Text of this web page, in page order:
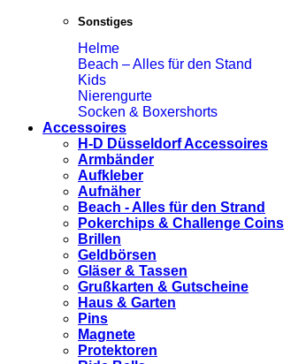
Sonstiges
Helme
Beach – Alles für den Stand
Kids
Nierengurte
Socken & Boxershorts
Accessoires
H-D Düsseldorf Accessoires
Armbänder
Aufkleber
Aufnäher
Beach - Alles für den Strand
Pokerchips & Challenge Coins
Brillen
Geldbörsen
Gläser & Tassen
Grußkarten & Gutscheine
Haus & Garten
Pins
Magnete
Protektoren